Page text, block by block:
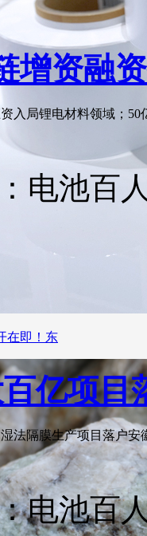
在即！东
增资融
入局锂电材料领域；
电池百
亿项目
法隔膜生产项目落户
电池百